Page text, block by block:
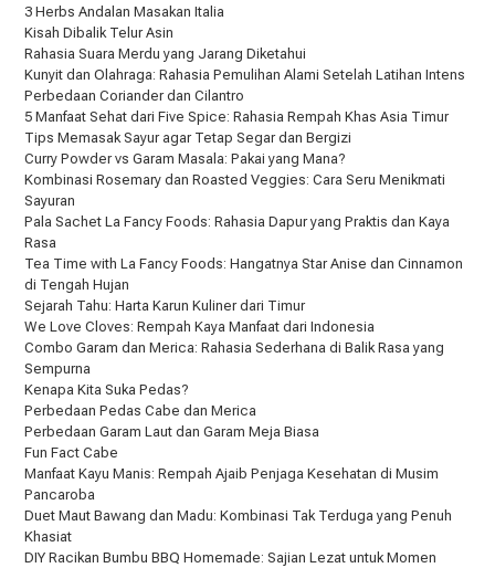
3 Herbs Andalan Masakan Italia
Kisah Dibalik Telur Asin
Rahasia Suara Merdu yang Jarang Diketahui
Kunyit dan Olahraga: Rahasia Pemulihan Alami Setelah Latihan Intens
Perbedaan Coriander dan Cilantro
5 Manfaat Sehat dari Five Spice: Rahasia Rempah Khas Asia Timur
Tips Memasak Sayur agar Tetap Segar dan Bergizi
Curry Powder vs Garam Masala: Pakai yang Mana?
Kombinasi Rosemary dan Roasted Veggies: Cara Seru Menikmati
Sayuran
Pala Sachet La Fancy Foods: Rahasia Dapur yang Praktis dan Kaya
Rasa
Tea Time with La Fancy Foods: Hangatnya Star Anise dan Cinnamon
di Tengah Hujan
Sejarah Tahu: Harta Karun Kuliner dari Timur
We Love Cloves: Rempah Kaya Manfaat dari Indonesia
Combo Garam dan Merica: Rahasia Sederhana di Balik Rasa yang
Sempurna
Kenapa Kita Suka Pedas?
Perbedaan Pedas Cabe dan Merica
Perbedaan Garam Laut dan Garam Meja Biasa
Fun Fact Cabe
Manfaat Kayu Manis: Rempah Ajaib Penjaga Kesehatan di Musim
Pancaroba
Duet Maut Bawang dan Madu: Kombinasi Tak Terduga yang Penuh
Khasiat
DIY Racikan Bumbu BBQ Homemade: Sajian Lezat untuk Momen